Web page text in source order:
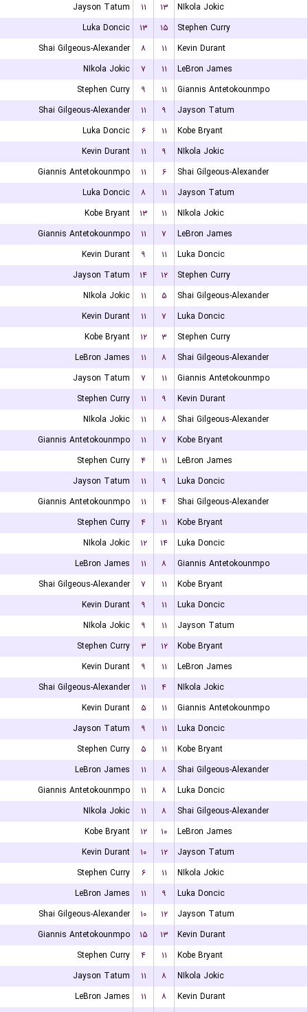
Jayson Tatum
۱۱ ۱۳
NIkola Jokic
Luka Doncic
۱۳ ۱۵
Stephen Curry
Shai Gilgeous-Alexander
۸ ۱۱
Kevin Durant
NIkola Jokic
۷ ۱۱
LeBron James
Stephen Curry
۹ ۱۱
Giannis Antetokounmpo
Shai Gilgeous-Alexander
۱۱ ۹
Jayson Tatum
Luka Doncic
۶ ۱۱
Kobe Bryant
Kevin Durant
۱۱ ۹
NIkola Jokic
Giannis Antetokounmpo
۱۱ ۶
Shai Gilgeous-Alexander
Luka Doncic
۸ ۱۱
Jayson Tatum
Kobe Bryant
۱۳ ۱۱
NIkola Jokic
Giannis Antetokounmpo
۱۱ ۷
LeBron James
Kevin Durant
۹ ۱۱
Luka Doncic
Jayson Tatum
۱۴ ۱۲
Stephen Curry
NIkola Jokic
۱۱ ۵
Shai Gilgeous-Alexander
Kevin Durant
۱۱ ۷
Luka Doncic
Kobe Bryant
۱۲ ۳
Stephen Curry
LeBron James
۱۱ ۸
Shai Gilgeous-Alexander
Jayson Tatum
۷ ۱۱
Giannis Antetokounmpo
Stephen Curry
۱۱ ۹
Kevin Durant
NIkola Jokic
۱۱ ۸
Shai Gilgeous-Alexander
Giannis Antetokounmpo
۱۱ ۷
Kobe Bryant
Stephen Curry
۴ ۱۱
LeBron James
Jayson Tatum
۱۱ ۹
Luka Doncic
Giannis Antetokounmpo
۱۱ ۴
Shai Gilgeous-Alexander
Stephen Curry
۴ ۱۱
Kobe Bryant
NIkola Jokic
۱۲ ۱۴
Luka Doncic
LeBron James
۱۱ ۸
Giannis Antetokounmpo
Shai Gilgeous-Alexander
۷ ۱۱
Kobe Bryant
Kevin Durant
۹ ۱۱
Luka Doncic
NIkola Jokic
۹ ۱۱
Jayson Tatum
Stephen Curry
۳ ۱۲
Kobe Bryant
Kevin Durant
۹ ۱۱
LeBron James
Shai Gilgeous-Alexander
۱۱ ۴
NIkola Jokic
Kevin Durant
۵ ۱۱
Giannis Antetokounmpo
Jayson Tatum
۹ ۱۱
Luka Doncic
Stephen Curry
۵ ۱۱
Kobe Bryant
LeBron James
۱۱ ۸
Shai Gilgeous-Alexander
Giannis Antetokounmpo
۱۱ ۸
Luka Doncic
NIkola Jokic
۱۱ ۸
Shai Gilgeous-Alexander
Kobe Bryant
۱۲ ۱۰
LeBron James
Kevin Durant
۱۰ ۱۲
Jayson Tatum
Stephen Curry
۶ ۱۱
NIkola Jokic
LeBron James
۱۱ ۹
Luka Doncic
Shai Gilgeous-Alexander
۱۰ ۱۲
Jayson Tatum
Giannis Antetokounmpo
۱۵ ۱۳
Kevin Durant
Stephen Curry
۴ ۱۱
Kobe Bryant
Jayson Tatum
۱۱ ۸
NIkola Jokic
LeBron James
۱۱ ۸
Kevin Durant